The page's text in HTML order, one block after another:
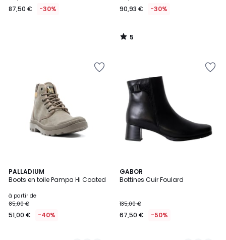
87,50 € -30% 90,93 € -30%
5
/
PALLADIUM
Boots en toile Pampa Hi Coated
à partir de
85,00 €
51,00 € -40%
2
Couleurs
GABOR
Bottines Cuir Foulard
135,00 €
67,50 € -50%
2
Couleurs